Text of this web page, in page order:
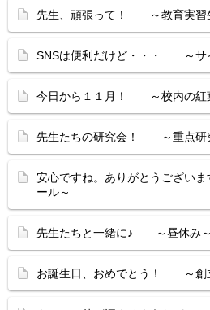
先生、頑張って！ ～教育実習
SNSは便利だけど・・・ ～サ
今日から１１月！ ～校内の紅
先生たちの研究会！ ～重点研
安心ですね。ありがとうござ
ール～
先生たちと一緒に♪ ～昼休み～
お誕生日、おめでとう！ ～創